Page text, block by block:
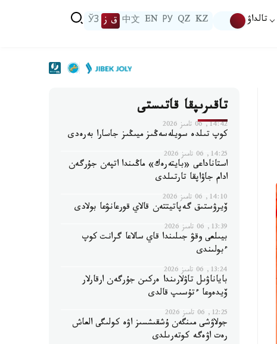
تالداۋ KZ
QZ
РУ
EN
中文 ق ز ЎЗ
تاقىرىپقا قاتىستى
14:42, 06 تامىز 2026
كوپ تىلدە سويلەسەڭىز ميىڭىز جاسارا بەرەدى
14:25, 06 تامىز 2026
استاناداعى «بايتەرەك» ماڭىندا اتپەن جۇرگەن
ادام جاۋاپقا تارتىلدى
14:10, 06 تامىز 2026
ۆيرۋستىق گەپاتيتتەن قالاي قورعانۋعا بولادى
13:39, 06 تامىز 2026
بيىلعى وقۋ جىلىندا قاي سالاعا گرانت كوپ
ءبولىندى
13:24, 06 تامىز 2026
باياناۋىل تاۋلارىندا ەركىن جۇرگەن ارقارلار
ۆيدەوعا ءتۇسىپ قالدى
12:25, 06 تامىز 2026
جولاۋشى مىنگەن ۇشقىشسىز اۋە كولىگى العاش
رەت اۋەگە كوتەرىلدى